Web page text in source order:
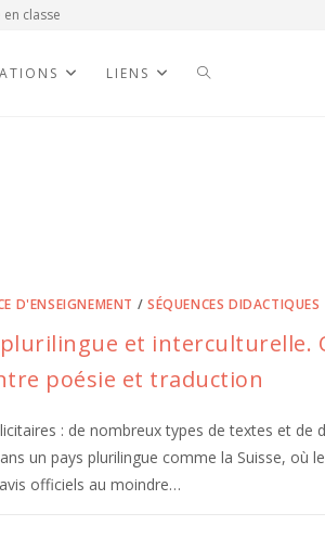
en classe
LIENS
D'ENSEIGNEMENT / SÉQUENCES DIDACTIQUES
et interculturelle.
poésie et traduction
: de nombreux types de textes et de
un pays plurilingue comme la Suisse, où
officiels au moindre…